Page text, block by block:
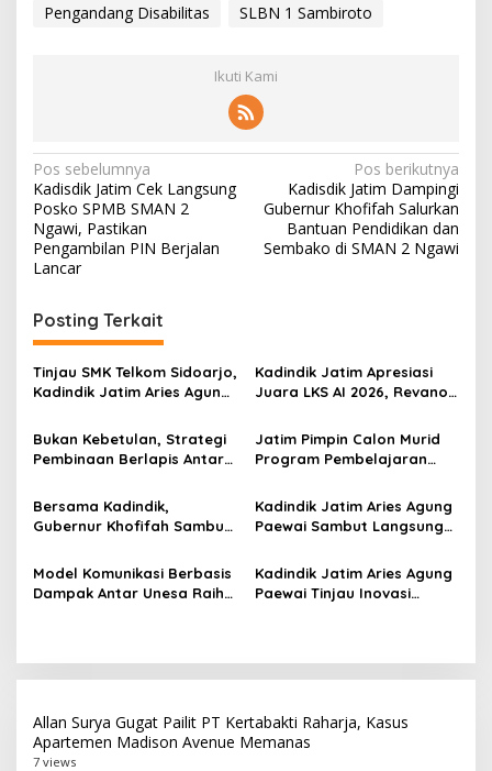
Pengandang Disabilitas
SLBN 1 Sambiroto
Ikuti Kami
N
a
v
i
a
s
i
o
Pos sebelumnya
Kadisdik Jatim Cek Langsung
Posko SPMB SMAN 2
Ngawi, Pastikan
Pengambilan PIN Berjalan
Lancar
Pos berikutnya
Kadisdik Jatim Dampingi
Gubernur Khofifah Salurkan
Bantuan Pendidikan dan
Sembako di SMAN 2 Ngawi
Posting Terkait
Tinjau SMK Telkom Sidoarjo,
Kadindik Jatim Aries Agung
Representatif Tingkatkan
Kualitas Pembelajaran
Kadindik Jatim Apresiasi
Juara LKS AI 2026, Revano
dari Gubernur Khofifah
Bukan Kebetulan, Strategi
Pembinaan Berlapis Antar
Juara Umum LKS Nasional
Jatim Pimpin Calon Murid
Program Pembelajaran
ATS Lolos Verifikasi dan
Siap Belajar
Bersama Kadindik,
Gubernur Khofifah Sambut
Umum LKS Dikmen Nasional
2026 di Grahadi
Kadindik Jatim Aries Agung
Paewai Sambut Langsung
Dikmen Nasional 2026 di
Pasar Turi
Model Komunikasi Berbasis
Dampak Antar Unesa Raih
Kadindik Jatim Aries Agung
Paewai Tinjau Inovasi
Allan Surya Gugat Pailit PT Kertabakti Raharja, Kasus
Apartemen Madison Avenue Memanas
7 views